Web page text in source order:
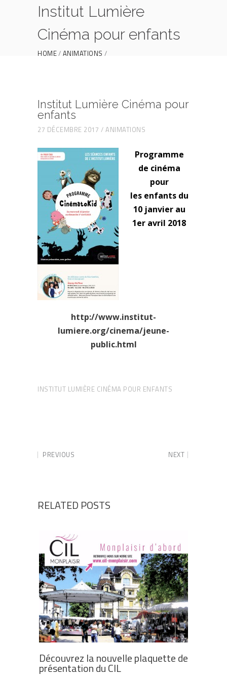
Institut Lumière
Cinéma pour enfants
HOME ANIMATIONS
Institut Lumière Cinéma pour
enfants
27 DÉCEMBRE 2017 ANIMATIONS
Programme
de cinéma
pour
les enfants du
10 janvier au
1er avril 2018
http://www.institut-
lumiere.org/cinema/jeune-
public.html
INSTITUT LUMIÈRE CINÉMA POUR ENFANTS
PREVIOUS NEXT
RELATED POSTS
Découvrez la nouvelle plaquette de
présentation du CIL